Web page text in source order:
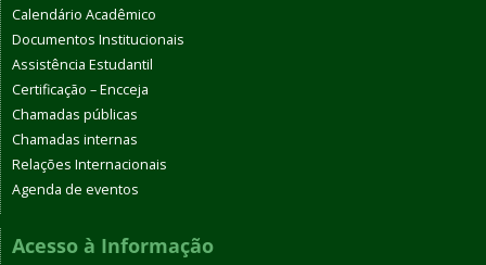
Calendário Acadêmico
Documentos Institucionais
Assistência Estudantil
Certificação – Encceja
Chamadas públicas
Chamadas internas
Relações Internacionais
Agenda de eventos
Acesso à Informação